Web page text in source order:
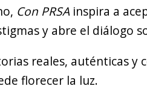
Con PRSA inspira a
y abre el diálogo
reales, auténticas
florecer la luz.